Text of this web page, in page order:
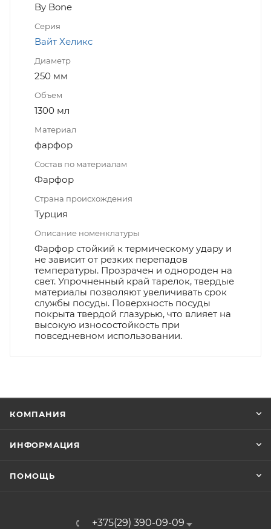
By Bone
Серия
Вайт Хеликс
Диаметр
250 мм
Объем
1300 мл
Материал
фарфор
Состав по материалам
Фарфор
Страна происхождения
Турция
Описание номенклатуры
Фарфор стойкий к термическому удару и
не зависит от резких перепадов
температуры. Прозрачен и однороден на
свет. Упрочненный край тарелок, твердые
материалы позволяют увеличивать срок
службы посуды. Поверхность посуды
покрыта твердой глазурью, что влияет на
высокую износостойкость при
повседневном использовании.
КОМПАНИЯ
ИНФОРМАЦИЯ
ПОМОЩЬ
+375(29) 390-09-09